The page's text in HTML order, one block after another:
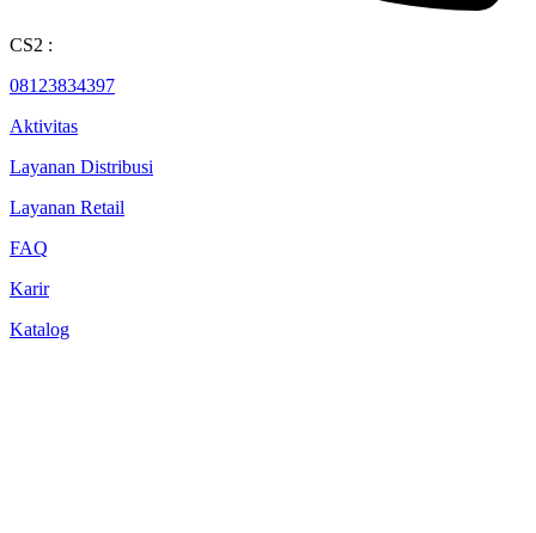
CS2 :
08123834397
Aktivitas
Layanan Distribusi
Layanan Retail
FAQ
Karir
Katalog